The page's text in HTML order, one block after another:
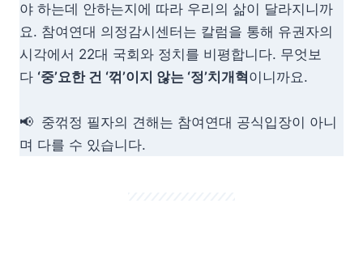
야 하는데 안하는지에 따라 우리의 삶이 달라지니까
요. 참여연대 의정감시센터는 칼럼을 통해 유권자의
시각에서 22대 국회와 정치를 비평합니다. 무엇보
다 ‘중’요한 건 ‘꺾’이지 않는 ‘정’치개혁 이니까요.
📢 중꺾정 필자의 견해는 참여연대 공식입장이 아니
며 다를 수 있습니다.